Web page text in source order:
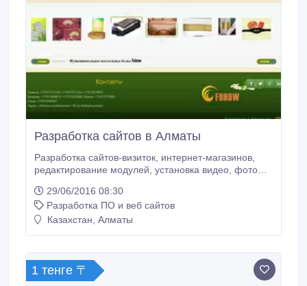
Разработка сайтов в Алматы
Разработка сайтов-визиток, интернет-магазинов,
редактирование модулей, установка видео, фото
ключевым словам. Изготовление шаблонов,
доработка компонентов и плагинов. После
изготовления производится внутренняя
29/06/2016 08:30
Разработка ПО и веб сайтов
Казахстан, Алматы
1 тенге 〒